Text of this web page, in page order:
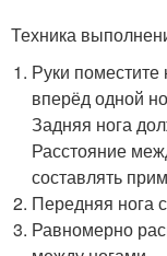
Техника
Руки
вперёд одной
Задняя нога
Расстояние
составлять
Передняя нога
Равномерно